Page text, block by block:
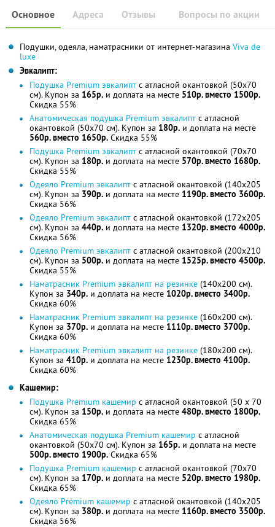
Основное Отзывы Вопросы по акции
Адреса
Подушки, одеяла, наматрасники от интернет-магазина Viva de
luxe
Эвкалипт:
Подушка Premium эвкалипт с атласной окантовкой (50x70
см). Купон за 165р. и доплата на месте 510р. вместо 1500р.
Скидка 55%
Анатомическая подушка Premium эвкалипт с атласной
окантовкой (50x70 см). Купон за 180р. и доплата на месте
560р. вместо 1650р. Скидка 55%
Подушка Premium эвкалипт с атласной окантовкой (70x70
см). Купон за 180р. и доплата на месте 570р. вместо 1680р.
Скидка 55%
Одеяло Premium эвкалипт с атласной окантовкой (140x205
см). Купон за 390р. и доплата на месте 1190р. вместо 3600р.
Скидка 56%
Одеяло Premium эвкалипт с атласной окантовкой (172x205
см). Купон за 440р. и доплата на месте 1320р. вместо 4000р.
Скидка 56%
Одеяло Premium эвкалипт с атласной окантовкой (200x210
см). Купон за 500р. и доплата на месте 1525р. вместо 4500р.
Скидка 55%
Наматрасник Premium эвкалипт на резинке (140x200 см).
Купон за 340р. и доплата на месте 1020р. вместо 3400р.
Скидка 60%
Наматрасник Premium эвкалипт на резинке (160x200 см).
Купон за 370р. и доплата на месте 1110р. вместо 3700р.
Скидка 60%
Наматрасник Premium эвкалипт на резинке (180x200 см).
Купон за 410р. и доплата на месте 1230р. вместо 4100р.
Скидка 60%
Кашемир:
Подушка Premium кашемир с атласной окантовкой (50 x 70
см). Купон за 150р. и доплата на месте 480р. вместо 1800р.
Скидка 65%
Анатомическая подушка Premium кашемир с атласной
окантовкой (50x70 см). Купон за 165р. и доплата на месте
500р. вместо 1900р. Скидка 65%
Подушка Premium кашемир с атласной окантовкой (70x70
см). Купон за 170р. и доплата на месте 520р. вместо 1980р.
Скидка 65%
Одеяло Premium кашемир с атласной окантовкой (140x205
см). Купон за 380р. и доплата на месте 1160р. вместо 3500р.
Скидка 56%